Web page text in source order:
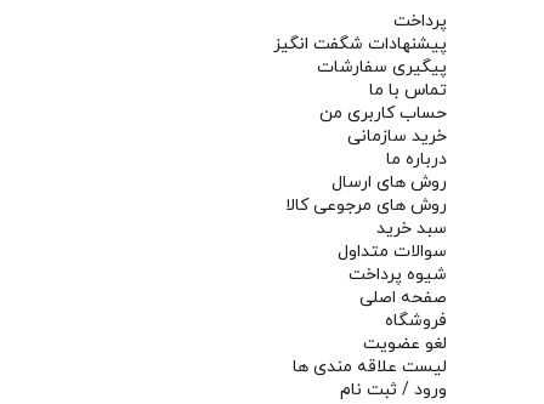
پرداخت
پیشنهادات شگفت انگیز
پیگیری سفارشات
تماس با ما
حساب کاربری من
خرید سازمانی
درباره ما
روش های ارسال
روش های مرجوعی کالا
سبد خرید
سوالات متداول
شیوه پرداخت
صفحه اصلی
فروشگاه
لغو عضویت
لیست علاقه مندی ها
ورود / ثبت نام